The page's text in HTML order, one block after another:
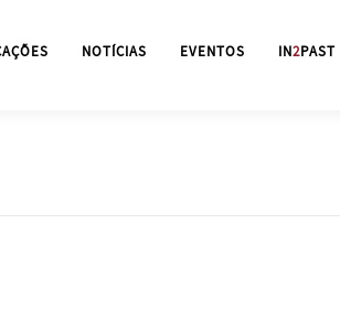
NOTÍCIAS EVENTOS IN2PAST